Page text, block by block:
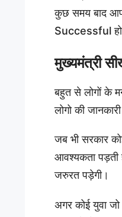
कुछ समय बाद
Successful हो
मुख्यमंत्री
बहुत से लोगों के
लोगो की
जब भी सरकार
आवश्यकता पड़ती
जरुरत पड़ेगी।
अगर कोई युवा